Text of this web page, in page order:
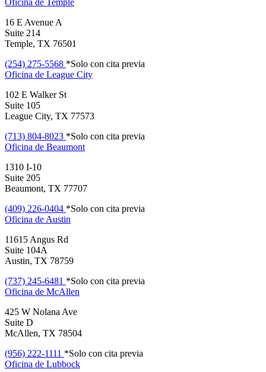
16 E Avenue A
Suite 214
Temple, TX 76501
(254) 275-5568 *Solo con cita previa
Oficina de League City
102 E Walker St
Suite 105
League City, TX 77573
(713) 804-8023 *Solo con cita previa
Oficina de Beaumont
1310 I-10
Suite 205
Beaumont, TX 77707
(409) 226-0404 *Solo con cita previa
Oficina de Austin
11615 Angus Rd
Suite 104A
Austin, TX 78759
(737) 245-6481 *Solo con cita previa
Oficina de McAllen
425 W Nolana Ave
Suite D
McAllen, TX 78504
(956) 222-1111 *Solo con cita previa
Oficina de Lubbock